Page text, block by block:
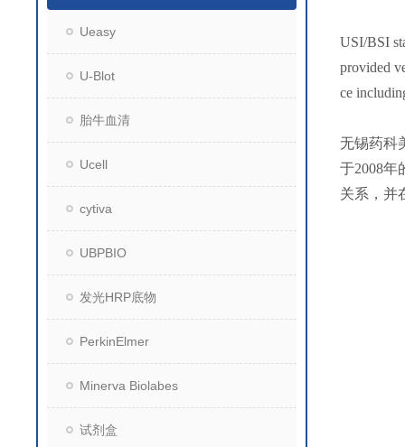
Ueasy
U-Blot
胎牛血清
Ucell
cytiva
UBPBIO
发光HRP底物
PerkinElmer
Minerva Biolabes
试剂盒
USI/BSI
provided
ce
无锡药科
于2008年
关系，并